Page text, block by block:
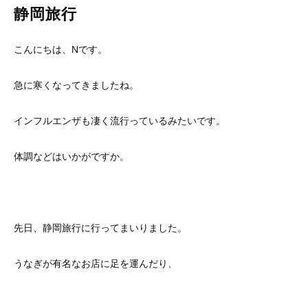
静岡旅行
こんにちは、Nです。
急に寒くなってきましたね。
インフルエンザも凄く流行っているみたいです。
体調などはいかがですか。
先日、静岡旅行に行ってまいりました。
うなぎが有名なお店に足を運んだり、